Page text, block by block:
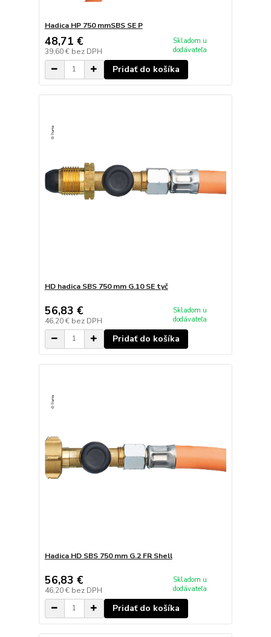
Hadica HP 750 mmSBS SE P
48,71 €
39,60 € bez DPH
Skladom u
dodávateľa
Pridať do košíka
HD hadica SBS 750 mm G.10 SE tyč
56,83 €
46,20 € bez DPH
Skladom u
dodávateľa
Pridať do košíka
Hadica HD SBS 750 mm G.2 FR Shell
56,83 €
46,20 € bez DPH
Skladom u
dodávateľa
Pridať do košíka